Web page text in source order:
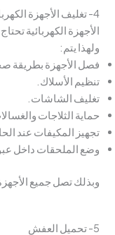
4- تغليف الأجهزة الكهربائية
الأجهزة الكهربائية
ولهذا يتم:
فصل الأجهزة بطريقة
تنظيم الأسلاك.
تغليف الشاشات.
حماية الثلاجات
تجهيز المكيفات عند
وضع الملحقات داخل
وبذلك تصل جميع
5- تحميل العفش